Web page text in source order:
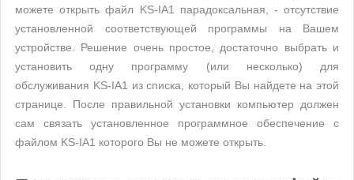
можете открыть файл KS-IA1 парадоксальная, - отсутствие
установленной соответствующей программы на Вашем
устройстве. Решение очень простое, достаточно выбрать и
установить одну программу (или несколько) для
обслуживания KS-IA1 из списка, который Вы найдете на этой
странице. После правильной установки компьютер должен
сам связать установленное программное обеспечение с
файлом KS-IA1 которого Вы не можете открыть.